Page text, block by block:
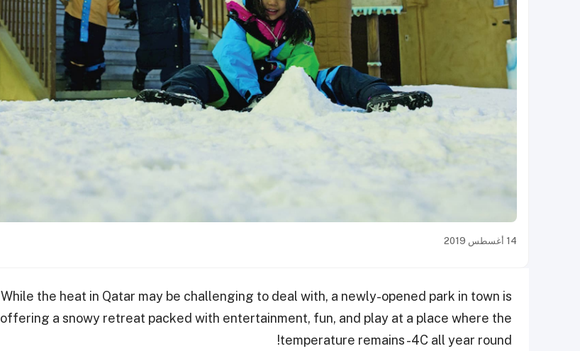
14 أغسطس 2019
While the heat in Qatar may be challenging to deal with, a newly-opened park in town is
offering a snowy retreat packed with entertainment, fun, and play at a place where the
temperature remains -4C all year round!